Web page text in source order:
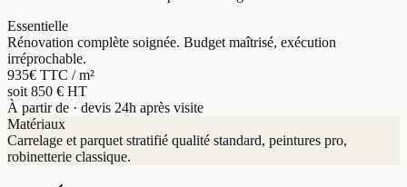
Essentielle
Rénovation complète soignée. Budget maîtrisé, exécution
irréprochable.
935€ TTC / m²
soit 850 € HT
À partir de · devis 24h après visite
Matériaux
Carrelage et parquet stratifié qualité standard, peintures pro,
robinetterie classique.